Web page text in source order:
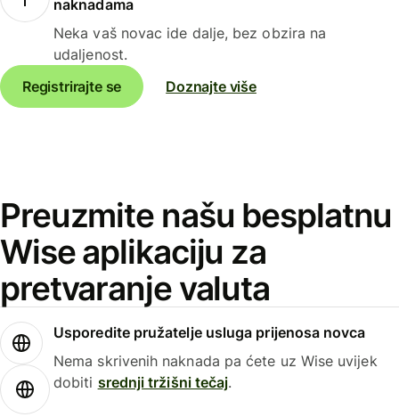
naknadama
Neka vaš novac ide dalje, bez obzira na
udaljenost.
Registrirajte se
Doznajte više
Preuzmite našu besplatnu
Wise aplikaciju za
pretvaranje valuta
Usporedite pružatelje usluga prijenosa novca
Nema skrivenih naknada pa ćete uz Wise uvijek
dobiti srednji tržišni tečaj.